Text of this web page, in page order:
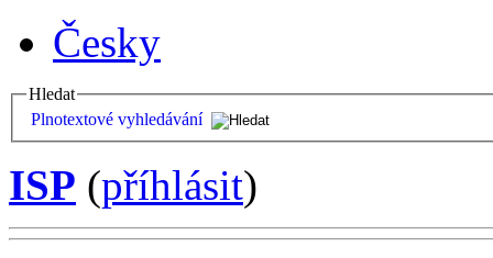
Česky
Hledat
Plnotextové vyhledávání
ISP (příhlásit)